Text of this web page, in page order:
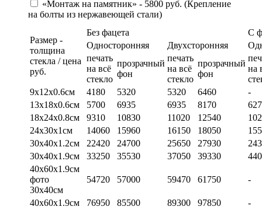
«Монтаж на памятник» - 5800 руб. (Крепление
на болты из нержавеющей стали)
Размер -
толщина
стекла / цена
руб.
Без фацета
С
Односторонняя
Двухсторонняя
печать
на всё
стекло
прозрачный
фон
печать
на всё
стекло
прозрачный
фон
на
9х12х0.6см
4180 5320 5320 6460
-
13х18х0.6см
5700 6935 6935 8170
18х24х0.8см
9310 10830 11020 12540
24х30х1см
14060 15960 16150 18050
30х40х1.2см
22420 24700 25650 27930
30х40х1.9см
33250 35530 37050 39330
40х60х1.9см
фото
30х40см
54720 57000 59470 61750 -
40х60х1.9см 76950 85500 89300 97850
-